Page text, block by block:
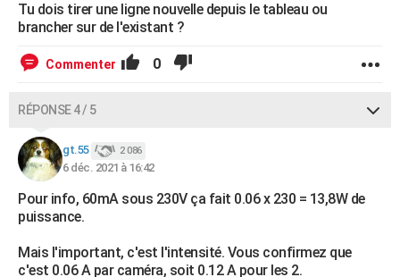
Tu dois tirer une ligne nouvelle depuis le tableau ou
brancher sur de l'existant ?
Commenter 0
RÉPONSE 4 / 5
gt.55 2 086
6 déc. 2021 à 16:42
Pour info, 60mA sous 230V ça fait 0.06 x 230 = 13,8W de
puissance.
Mais l'important, c'est l'intensité. Vous confirmez que
c'est 0.06 A par caméra, soit 0.12 A pour les 2.